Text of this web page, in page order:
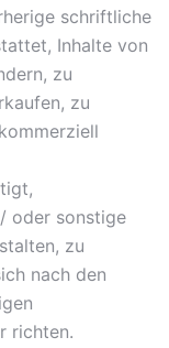
schriftliche
Inhalte von
zu
zu
oder sonstige
zu
nach den
richten.